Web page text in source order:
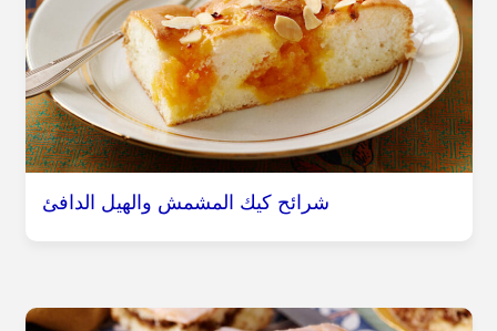
شرائح كيك المشمش والهيل الدافئ